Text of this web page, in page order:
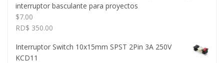
interruptor basculante para proyectos
$7.00
RD$ 350.00
Interruptor Switch 10x15mm SPST 2Pin 3A 250V
KCD11